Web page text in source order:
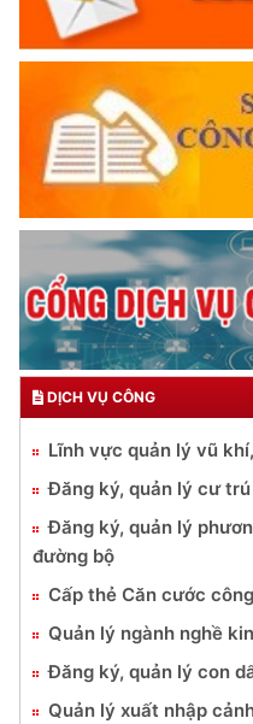
DỊCH VỤ CÔNG
Lĩnh vực quản lý vũ
Đăng ký, quản lý cư trú
Đăng ký, quản lý
đường bộ
Cấp thẻ Căn cước
Quản lý ngành nghề
Đăng ký, quản lý con
Quản lý xuất nhập